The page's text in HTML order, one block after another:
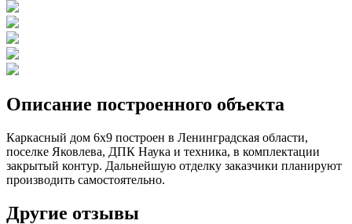
Описание построенного объекта
Каркасный дом 6х9 построен в Ленинградская области,
поселке Яковлева, ДПК Наука и техника, в комплектации
закрытый контур. Дальнейшую отделку заказчики планируют
производить самостоятельно.
Другие отзывы